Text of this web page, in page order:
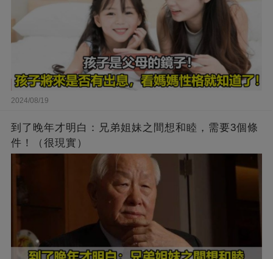
2024/08/19
到了晚年才明白：兄弟姐妹之間想和睦，需要3個條
件！（很現實）